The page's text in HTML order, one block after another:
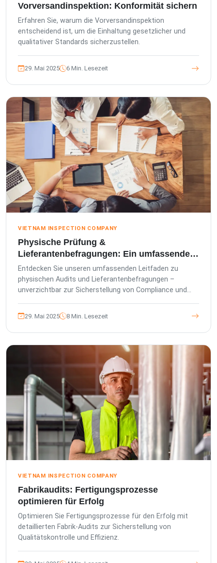
Vorversandinspektion: Konformität sichern
Erfahren Sie, warum die Vorversandinspektion
entscheidend ist, um die Einhaltung gesetzlicher und
qualitativer Standards sicherzustellen.
29. Mai 2025 6 Min. Lesezeit
VIETNAM INSPECTION COMPANY
Physische Prüfung &
Lieferantenbefragungen: Ein umfassender
Leitfaden
Entdecken Sie unseren umfassenden Leitfaden zu
physischen Audits und Lieferantenbefragungen –
unverzichtbar zur Sicherstellung von Compliance und
29. Mai 2025 8 Min. Lesezeit
VIETNAM INSPECTION COMPANY
Fabrikaudits: Fertigungsprozesse
optimieren für Erfolg
Optimieren Sie Fertigungsprozesse für den Erfolg mit
detaillierten Fabrik-Audits zur Sicherstellung von
Qualitätskontrolle und Effizienz.